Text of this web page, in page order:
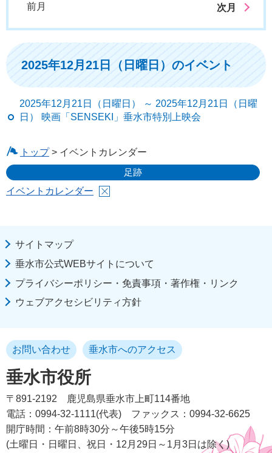
前月 次月
2025年12月21日（日曜日）のイベント
2025年12月21日（日曜日） ～ 2025年12月21日（日曜
日） 映画「SENSEKI」垂水市特別上映会
トップ> イベントカレンダー
足跡
イベントカレンダー
サイトマップ
垂水市公式WEBサイトについて
プライバシーポリシー・免責事項・著作権・リンク
ウェブアクセシビリティ方針
垂水市役所
お問い合わせ 垂水市へのアクセス
〒891-2192
鹿児島県垂水市上町114番地
電話：0994-32-1111(代表)
ファックス：0994-32-6625
開庁時間：午前8時30分～午後5時15分
(土曜日・日曜日、祝日・12月29日～1月3日は除く)